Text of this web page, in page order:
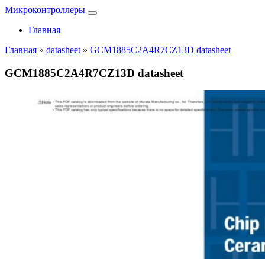
Микроконтроллеры
Главная
Главная » datasheet » GCM1885C2A4R7CZ13D datasheet
GCM1885C2A4R7CZ13D datasheet